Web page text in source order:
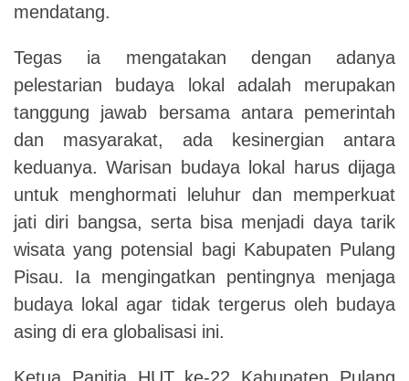
mendatang.
Tegas ia mengatakan dengan adanya
pelestarian budaya lokal adalah merupakan
tanggung jawab bersama antara pemerintah
dan masyarakat, ada kesinergian antara
keduanya. Warisan budaya lokal harus dijaga
untuk menghormati leluhur dan memperkuat
jati diri bangsa, serta bisa menjadi daya tarik
wisata yang potensial bagi Kabupaten Pulang
Pisau. Ia mengingatkan pentingnya menjaga
budaya lokal agar tidak tergerus oleh budaya
asing di era globalisasi ini.